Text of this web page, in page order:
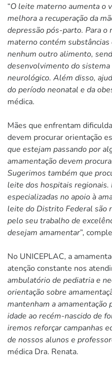
“O leite materno aumenta o
melhora a recuperação da
depressão pós-parto. Para o
materno contém
nenhum outro alimento,
desenvolvimento do
neurológico. Além disso,
do período neonatal e da
médica.
Mães que enfrentam
devem procurar orientação
que estejam passando por
amamentação devem
Sugerimos também que
leite dos hospitais
especializadas no apoio à
leite do Distrito Federal são
pelo seu trabalho de
desejam amamentar”,
No UNICEPLAC, a
atenção constante nos
ambulatório de pediatria e
orientação sobre
mantenham a
idade ao recém-nascido de
iremos reforçar campanhas
de nossos alunos e
médica Dra. Renata.